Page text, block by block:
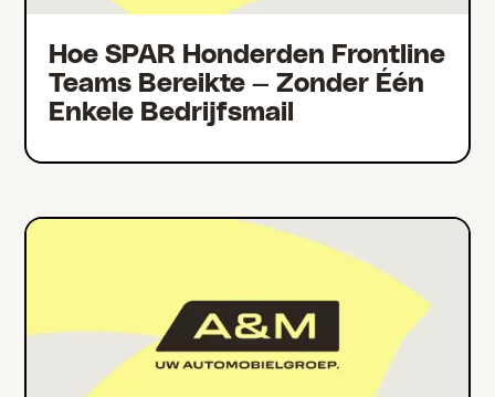
Hoe SPAR Honderden Frontline
Teams Bereikte — Zonder Één
Enkele Bedrijfsmail